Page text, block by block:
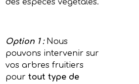
des espèces végétales.
Option 1 :Nous
pouvons intervenir sur
vos arbres fruitiers
pour tout type de